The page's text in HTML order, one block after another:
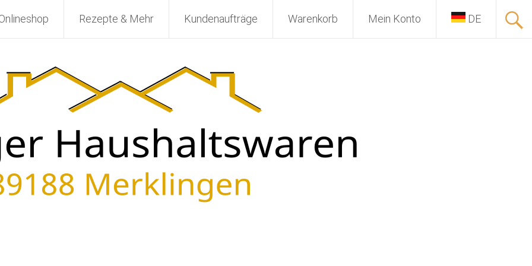
Rezepte & Mehr Kundenaufträge Warenkorb Mein Konto DE